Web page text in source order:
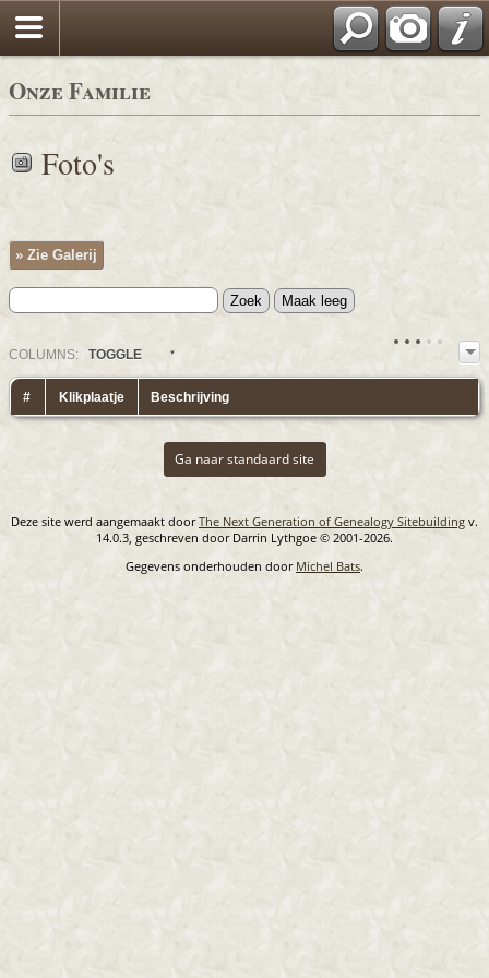
Onze Familie
Foto's
» Zie Galerij
COLUMN S: TOGGLE
# Klikplaatje Beschrijving
Ga naar standaard site
Deze site werd aangemaakt doorThe Next Generation of Genealogy Sitebuilding v.
14.0.3, geschreven door Darrin Lythgoe © 2001-2026.
Gegevens onderhouden door Michel Bats.